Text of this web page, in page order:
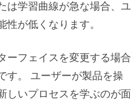
は学習曲線が急な場合、ユ
が低くなります。
ーフェイスを変更する場合
す。 ユーザーが製品を操
しいプロセスを学ぶのが面